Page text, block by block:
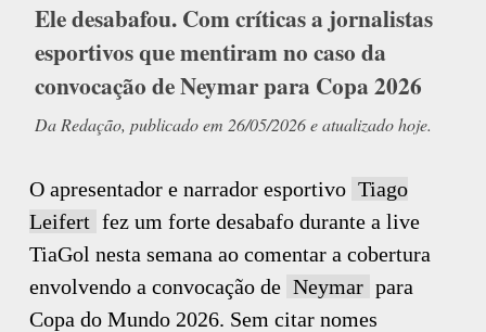
Ele desabafou. Com críticas a jornalistas
esportivos que mentiram no caso da
convocação de Neymar para Copa 2026
Da Redação, publicado em 26/05/2026 e atualizado hoje.
O apresentador e narrador esportivo Tiago
Leifert fez um forte desabafo durante a live
TiaGol nesta semana ao comentar a cobertura
envolvendo a convocação de Neymar para
Copa do Mundo 2026. Sem citar nomes